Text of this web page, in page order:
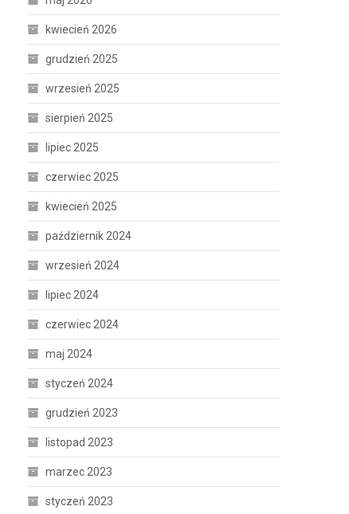
kwiecień 2026
grudzień 2025
wrzesień 2025
sierpień 2025
lipiec 2025
czerwiec 2025
kwiecień 2025
październik 2024
wrzesień 2024
lipiec 2024
czerwiec 2024
maj 2024
styczeń 2024
grudzień 2023
listopad 2023
marzec 2023
styczeń 2023